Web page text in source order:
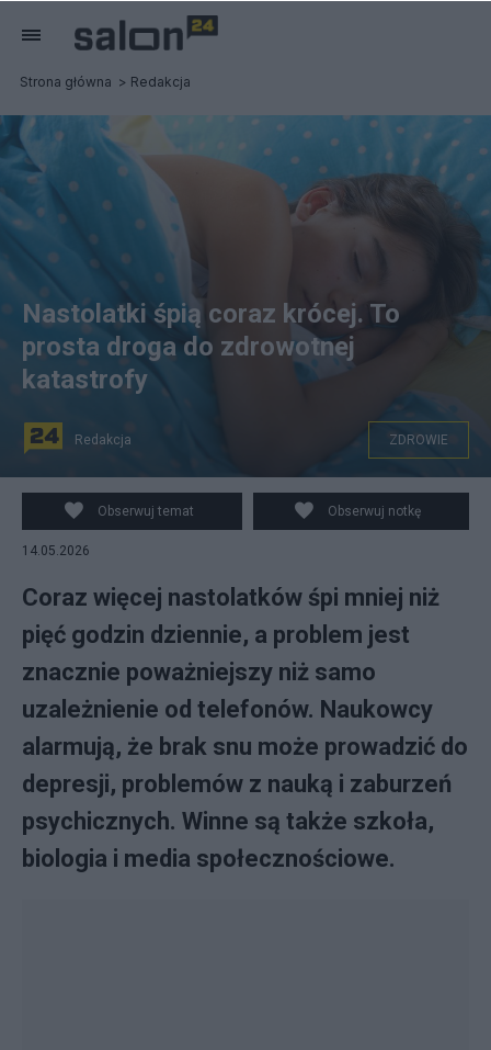
Strona główna Redakcja
Nastolatki śpią coraz krócej. To
prosta droga do zdrowotnej
katastrofy
Redakcja ZDROWIE
Obserwuj temat Obserwuj notkę
14.05.2026
Coraz więcej nastolatków śpi mniej niż
pięć godzin dziennie, a problem jest
znacznie poważniejszy niż samo
uzależnienie od telefonów. Naukowcy
alarmują, że brak snu może prowadzić do
depresji, problemów z nauką i zaburzeń
psychicznych. Winne są także szkoła,
biologia i media społecznościowe.